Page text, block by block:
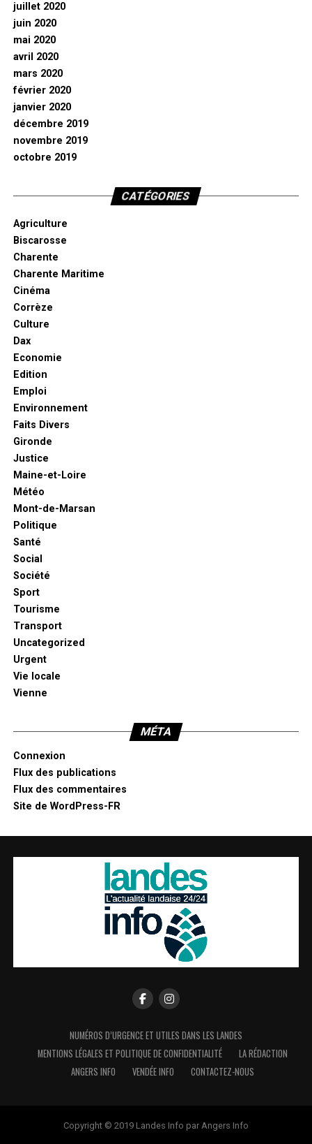
juillet 2020
juin 2020
mai 2020
avril 2020
mars 2020
février 2020
janvier 2020
décembre 2019
novembre 2019
octobre 2019
CATÉGORIES
Agriculture
Biscarosse
Charente
Charente Maritime
Cinéma
Corrèze
Culture
Dax
Economie
Edition
Emploi
Environnement
Faits Divers
Gironde
Justice
Maine-et-Loire
Météo
Mont-de-Marsan
Politique
Santé
Social
Société
Sport
Tourisme
Transport
Uncategorized
Urgent
Vie locale
Vienne
MÉTA
Connexion
Flux des publications
Flux des commentaires
Site de WordPress-FR
NUMÉROS D’URGENCE ET UTILES DANS LES LANDES
MENTIONS LÉGALES ET POLITIQUE DE CONFIDENTIALITÉ
LA RÉDACTION
ANGERS INFO
VENDÉE INFO CONTACTEZ-NOUS
Copyright © 2019 Landes Info par Angers Info